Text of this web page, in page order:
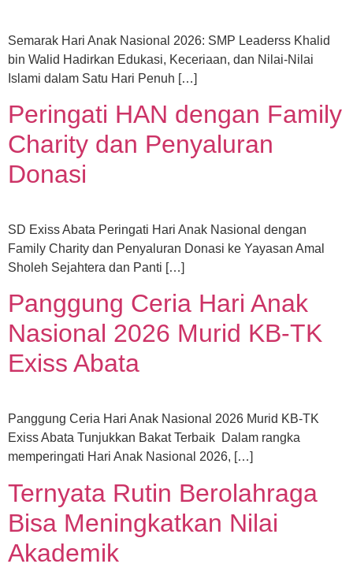
Semarak Hari Anak Nasional 2026: SMP Leaderss Khalid
bin Walid Hadirkan Edukasi, Keceriaan, dan Nilai-Nilai
Islami dalam Satu Hari Penuh […]
Peringati HAN dengan Family
Charity dan Penyaluran
Donasi
SD Exiss Abata Peringati Hari Anak Nasional dengan
Family Charity dan Penyaluran Donasi ke Yayasan Amal
Sholeh Sejahtera dan Panti […]
Panggung Ceria Hari Anak
Nasional 2026 Murid KB-TK
Exiss Abata
Panggung Ceria Hari Anak Nasional 2026 Murid KB-TK
Exiss Abata Tunjukkan Bakat Terbaik Dalam rangka
memperingati Hari Anak Nasional 2026, […]
Ternyata Rutin Berolahraga
Bisa Meningkatkan Nilai
Akademik